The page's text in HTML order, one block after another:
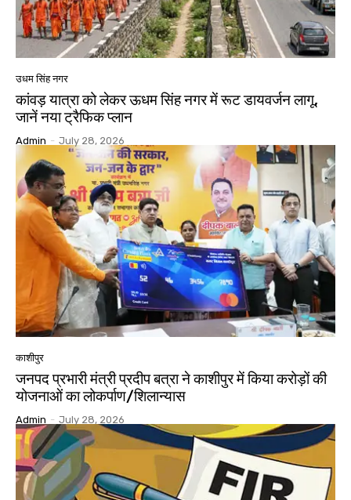
उधम सिंह नगर
कांवड़ यात्रा को लेकर ऊधम सिंह नगर में रूट डायवर्जन लागू,
जानें नया ट्रैफिक प्लान
Admin - July 28, 2026
काशीपुर
जनपद प्रभारी मंत्री प्रदीप बत्रा ने काशीपुर में किया करोड़ों की
योजनाओं का लोकर्पाण/शिलान्यास
Admin - July 28, 2026